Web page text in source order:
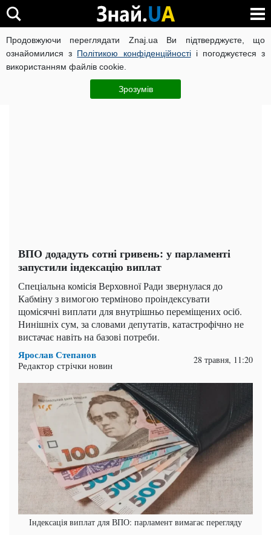
Продовжуючи переглядати Znaj.ua Ви підтверджуєте, що
ознайомилися з Політикою конфіденційностіі погоджуєтеся з
використанням файлів cookie.
Зрозумів
ВІЙНА РОСІЇ ПРОТИ УКРАЇНИ КОРОНАВІРУС В УКРАЇНІ
ЧИТАТЬ НА РУССКОМ
ВПО додадуть сотні гривень: у парламенті
запустили індексацію виплат
Спеціальна комісія Верховної Ради звернулася до
Кабміну з вимогою терміново проіндексувати
щомісячні виплати для внутрішньо переміщених осіб.
Нинішніх сум, за словами депутатів, катастрофічно не
вистачає навіть на базові потреби.
Ярослав Степанов
Редактор стрічки новин 28 травня, 11:20
Індексація виплат для ВПО: парламент вимагає перегляду